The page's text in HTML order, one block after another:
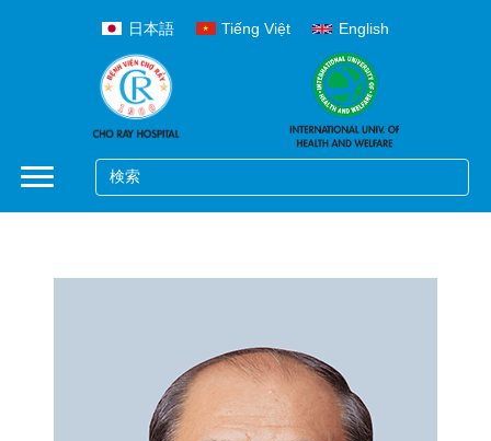
日本語 Tiếng Việt English